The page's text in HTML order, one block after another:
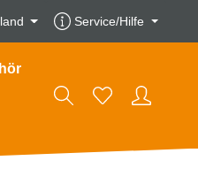
Service/Hilfe